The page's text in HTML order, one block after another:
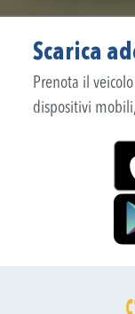
Scarica
Prenota il
dispositivi